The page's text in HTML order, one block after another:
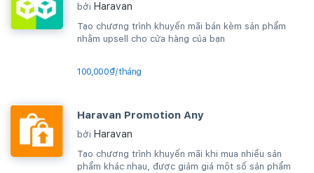
bởi Haravan
Tạo chương trình khuyến mãi bán kèm sản phẩm
nhằm upsell cho cửa hàng của bạn
100,000₫/tháng
Haravan Promotion Any
bởi Haravan
Tạo chương trình khuyến mãi khi mua nhiều sản
phẩm khác nhau, được giảm giá một số sản phẩm